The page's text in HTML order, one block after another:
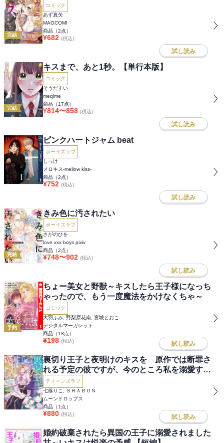
完結
コミック
あず真矢
MAGCOMI
商品（2点）
¥682 (税込)
試し読み
完結
キスまで、あと1秒。【単行本版】
コミック
そうだすい
meqlme
商品（17点）
¥814〜858 (税込)
試し読み
ピンクハートジャム beat
ボーイズラブ
しっけ
メロキス-mellow kiss-
商品（2点）
¥752 (税込)
試し読み
完結
きみ色に汚されたい
ボーイズラブ
さがのひを
love xxx boys pixiv
商品（2点）
¥748〜902 (税込)
試し読み
予約
ちょー美女と野獣～キスしたら王子様になっち
ゃったので、もう一度魔法をかけなくちゃ～
コミック
大羽ふみ, 野梨原花南, 宮城とおこ
デジタルマーガレット
商品（18点）
¥198 (税込) 試し読み
裏切り王子と夜明けのキスを 原作では断罪さ
れる予定の彼ですが、今のところ私を溺愛する
のに夢中です
ティーンズラブ
七篠りこ, ＳＨＡＢＯＮ
ムーンドロップス
商品（1 点）
¥880 (税込) 試し読み
婚約破棄されたら異国の王子に溺愛されました